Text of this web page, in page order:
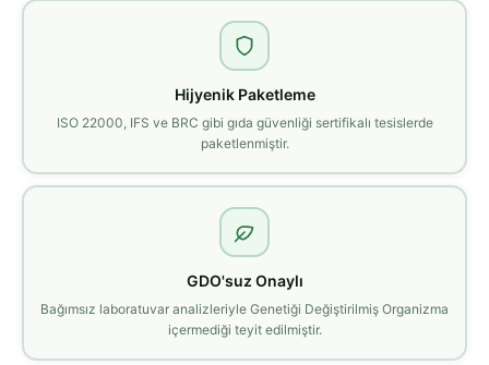
Hijyenik Paketleme
ISO 22000, IFS ve BRC gibi gıda güvenliği sertifikalı tesislerde
paketlenmiştir.
GDO'suz Onaylı
Bağımsız laboratuvar analizleriyle Genetiği Değiştirilmiş Organizma
içermediği teyit edilmiştir.